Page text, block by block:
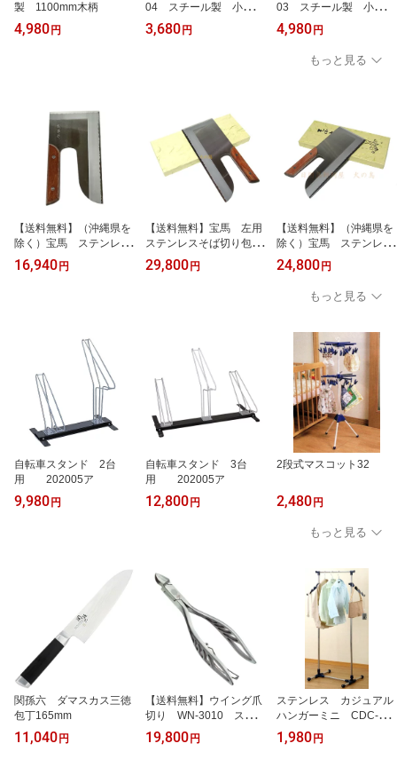
製 1100mm木柄
4,980 円
04 スチール製 小型フ
ラワースタンド 日本
製
3,680 円
03 スチール製 小型フ
ラワースタンド 日本
製
4,980 円
もっと見る
【送料無料】（沖縄県を
除く）宝馬 ステンレス
そば切り包丁 弐型 24
0mm 合板柄 69000
16,940 円
【送料無料】宝馬 左用
ステンレスそば切り包
丁 300mm 合板柄
690026 201702
29,800 円
【送料無料】（沖縄県を
除く）宝馬 ステンレス
そば切り包丁 300mm
合板柄 690026 2
24,800 円
もっと見る
自転車スタンド 2台
用 202005ア
9,980 円
自転車スタンド 3台
用 202005ア
12,800 円
2段式マスコット32
2,480 円
もっと見る
関孫六 ダマスカス三徳
包丁165mm
11,040 円
【送料無料】ウイング爪
切り WN-3010 スペシ
ャルネイルニッパー ウ
イングヤスリ付 PCケ
19,800 円
ステンレス カジュアル
ハンガーミニ CDC-752
M
1,980 円